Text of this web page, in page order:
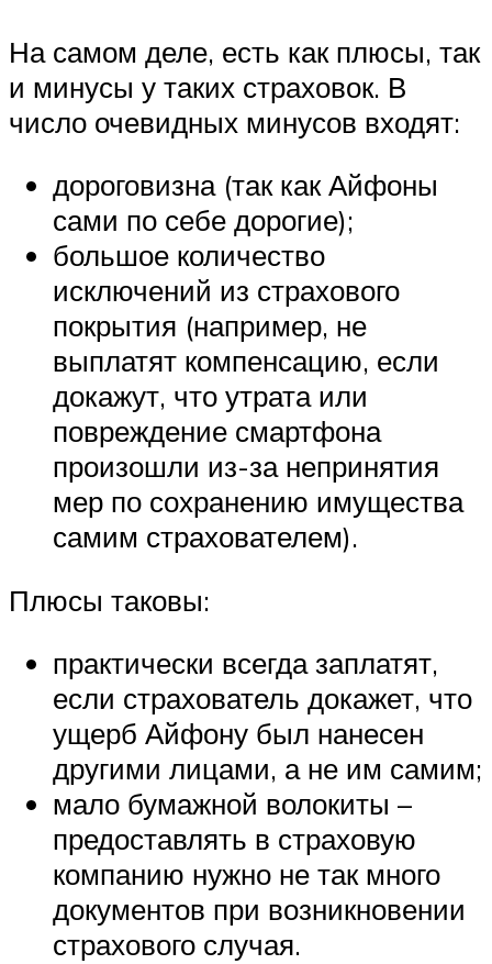
На самом деле, есть как плюсы, так
и минусы у таких страховок. В
число очевидных минусов входят:
дороговизна (так как Айфоны
сами по себе дорогие);
большое количество
исключений из страхового
покрытия (например, не
выплатят компенсацию, если
докажут, что утрата или
повреждение смартфона
произошли из-за непринятия
мер по сохранению имущества
самим страхователем).
Плюсы таковы:
практически всегда заплатят,
если страхователь докажет, что
ущерб Айфону был нанесен
другими лицами, а не им самим;
мало бумажной волокиты –
предоставлять в страховую
компанию нужно не так много
документов при возникновении
страхового случая.